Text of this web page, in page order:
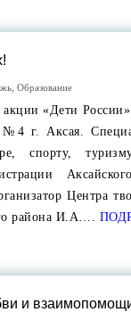
Образование
«Дети
г. Аксая.
спорту,
Центра
района И.А….
и